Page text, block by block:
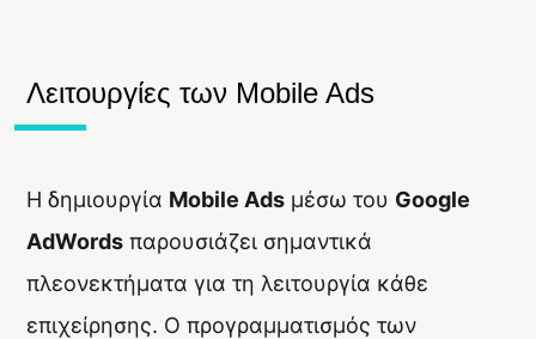
Λειτουργίες των Mobile Ads
Η δημιουργία Mobile Ads μέσω του Google
AdWords παρουσιάζει σημαντικά
πλεονεκτήματα για τη λειτουργία κάθε
επιχείρησης. Ο προγραμματισμός των